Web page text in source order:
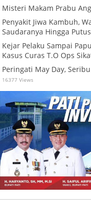
Misteri Makam Prabu
Penyakit Jiwa Kambuh,
Saudaranya Hingga
Kejar Pelaku Sampai
Kasus Curas T.O Ops
Peringati May Day,
16377 Views